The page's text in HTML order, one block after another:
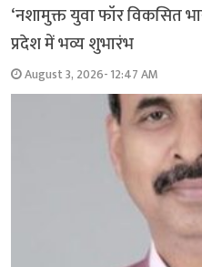
‘नशामुक्त युवा फॉर विकसित
प्रदेश में भव्य शुभारंभ
August 3, 2026- 12:47 AM